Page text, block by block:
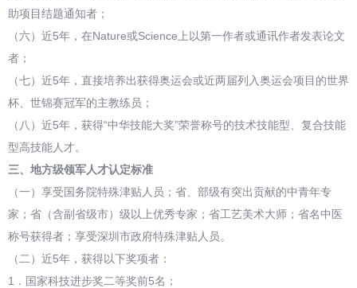
助项目结题通知者；
（六）近5年，在Nature或Science上以第一作者或通讯作者发表论文
者；
（七）近5年，直接培养出获得奥运会或近两届列入奥运会项目的世界
杯、世锦赛冠军的主教练员；
（八）近5年，获得“中华技能大奖”荣誉称号的技术技能型、复合技能
型高技能人才。
三、地方级领军人才认定标准
（一）享受国务院特殊津贴人员；省、部级有突出贡献的中青年专
家；省（含副省级市）级以上优秀专家；省工艺美术大师；省名中医
称号获得者；享受深圳市政府特殊津贴人员。
（二）近5年，获得以下奖项者：
1．国家科技进步奖二等奖前5名；